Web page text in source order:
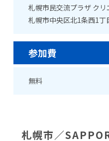
札幌市民交流プラザ ク
札幌市中央区北1条西1丁
参加費
無料
札幌市／